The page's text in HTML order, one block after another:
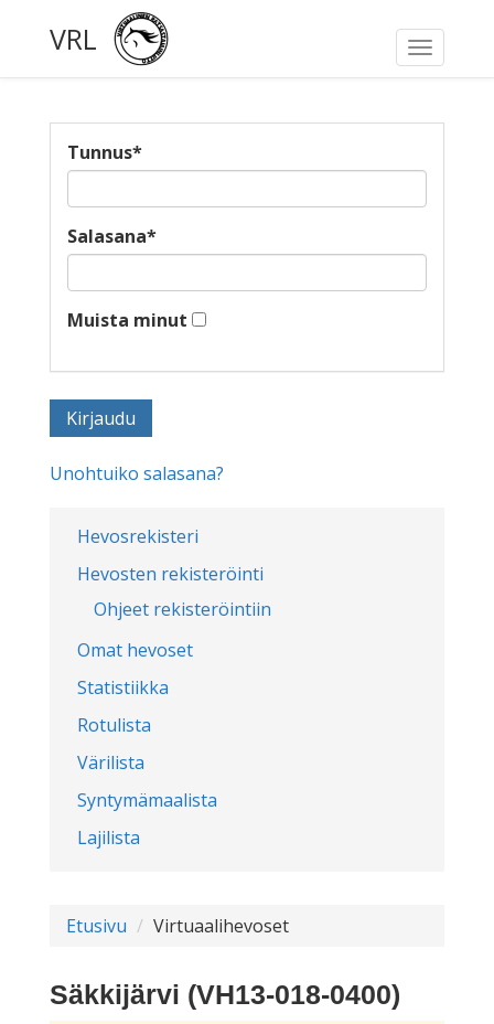
Toggle
VRL
Hevosrekisteri
Hevosten rekisteröinti
Ohjeet rekisteröintiin
Omat hevoset
Statistiikka
Rotulista
Värilista
Syntymämaalista
Lajilista
Tunnus*
Salasana*
Muista minut
Unohtuiko salasana?
Etusivu Virtuaalihevoset
Säkkijärvi (VH13-018-0400)